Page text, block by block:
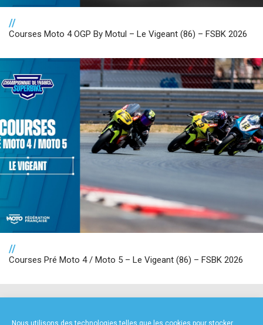
Nous utilisons des technologies telles que les cookies pour stocker
//
Courses Moto 4 OGP By Motul – Le Vigeant (86) – FSBK 2026
//
Courses Pré Moto 4 / Moto 5 – Le Vigeant (86) – FSBK 2026